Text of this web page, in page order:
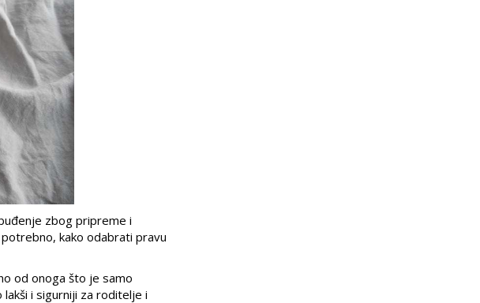
zbog pripreme i
kako odabrati pravu
od onoga što je samo
i sigurniji za roditelje i